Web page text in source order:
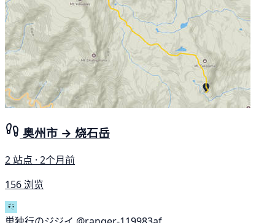
奥州市 → 烧石岳
2 站点 · 2个月前
156 浏览